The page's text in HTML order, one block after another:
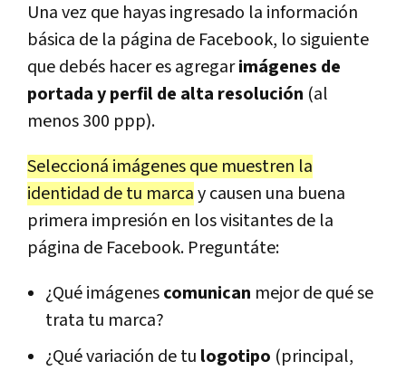
Una vez que hayas ingresado la información
básica de la página de Facebook, lo siguiente
que debés hacer es agregarimágenes de
portada y perfil de alta resolución (al
menos 300 ppp).
Seleccioná imágenes que muestren la
identidad de tu marcay causen una buena
primera impresión en los visitantes de la
página de Facebook. Preguntáte:
¿Qué imágenescomunican mejor de qué se
trata tu marca?
¿Qué variación de tu logotipo (principal,